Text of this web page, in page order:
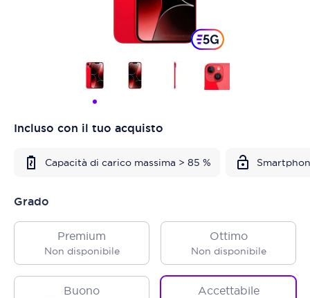
Incluso con il tuo acquisto
Capacità di carico massima > 85 %
Grado
Premium
Non disponibile
Ottimo
Non disponibile
Buono Accettabile